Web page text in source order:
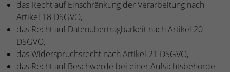
das Recht auf Einschränkung der Verarbeitung nach
Artikel 18 DSGVO,
das Recht auf Datenübertragbarkeit nach Artikel 20
DSGVO,
das Widerspruchsrecht nach Artikel 21 DSGVO,
das Recht auf Beschwerde bei einer Aufsichtsbehörde